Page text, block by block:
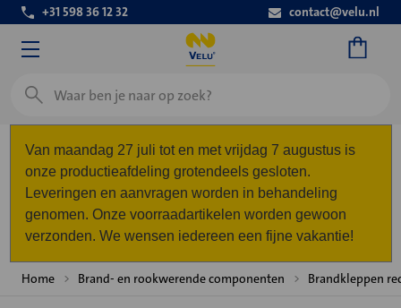
+31 598 36 12 32 contact@velu.nl
Zoeken
Van maandag 27 juli tot en met vrijdag 7 augustus is
onze productieafdeling grotendeels gesloten.
Leveringen en aanvragen worden in behandeling
genomen. Onze voorraadartikelen worden gewoon
verzonden. We wensen iedereen een fijne vakantie!
Home Brand- en rookwerende componenten Brandkleppen